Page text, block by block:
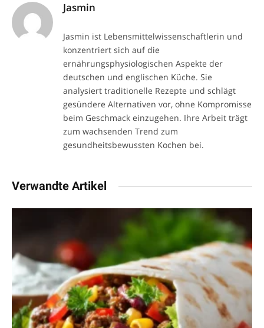
Jasmin
Jasmin ist Lebensmittelwissenschaftlerin und
konzentriert sich auf die
ernährungsphysiologischen Aspekte der
deutschen und englischen Küche. Sie
analysiert traditionelle Rezepte und schlägt
gesündere Alternativen vor, ohne Kompromisse
beim Geschmack einzugehen. Ihre Arbeit trägt
zum wachsenden Trend zum
gesundheitsbewussten Kochen bei.
Verwandte Artikel